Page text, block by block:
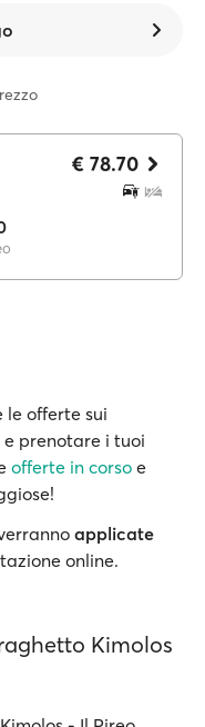
€ 78.70
le offerte sui
prenotare i tuoi
offerte in corso e
applicate
online.
Kimolos